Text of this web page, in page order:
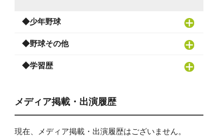
◆少年野球
◆野球その他
◆学習歴
メディア掲載・出演履歴
現在、メディア掲載・出演履歴はございません。